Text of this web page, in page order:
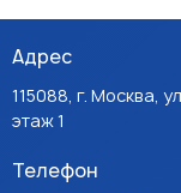
Адрес
115088, г. Москва,
этаж 1
Телефон